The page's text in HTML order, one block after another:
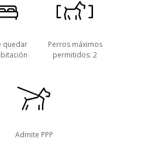
quedar
Perros máximos
permitidos: 2
Admite PPP